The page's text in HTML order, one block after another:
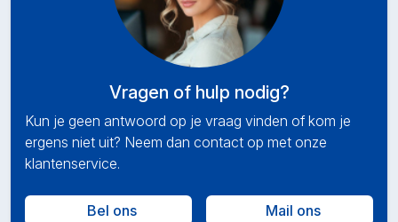
Vragen of hulp nodig?
Kun je geen antwoord op je vraag vinden of kom je
ergens niet uit? Neem dan contact op met onze
klantenservice.
Bel ons Mail ons